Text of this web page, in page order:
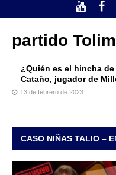
partido
¿Quién es el hincha
Cataño, jugador de
13 de febrero de 2023
CASO NIÑAS TALIO –